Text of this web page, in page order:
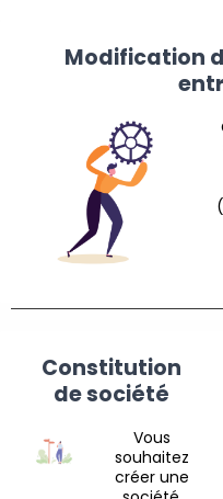
Modification
Constitution
de société
Vous
souhaitez
créer une